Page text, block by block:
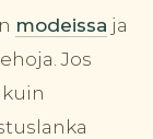
modeissa ja
Jos